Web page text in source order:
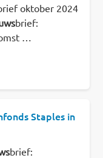
oktober 2024
brief:
…
Staples in
brief: